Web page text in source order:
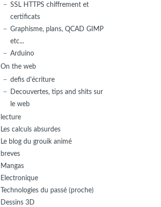
SSL HTTPS chiffrement et
certificats
Graphisme, plans, QCAD GIMP
etc...
Arduino
On the web
defis d'écriture
Decouvertes, tips and shits sur
le web
lecture
Les calculs absurdes
Le blog du grouik animé
breves
Mangas
Electronique
Technologies du passé (proche)
Dessins 3D